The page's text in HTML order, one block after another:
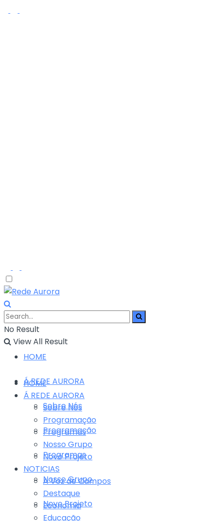
No Result
View All Result
HOME
Á REDE AURORA
Sobre Nós
Programação
Programas
Nosso Grupo
Novo Projeto
HOME
Á REDE AURORA
Sobre Nós
Programação
Programas
Nosso Grupo
Novo Projeto
NOTICIAS
A Voz de Campos
Destaque
Economia
Educação